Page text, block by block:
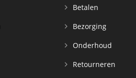
Betalen
Bezorging
Onderhoud
Retourneren